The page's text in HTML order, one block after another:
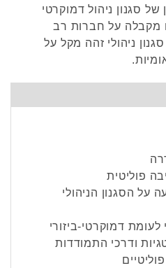
של סגנון ניהול דמוקרטי
זו מקבלה על חברות רב
ניהולי זהה מקל על
פוליטית
על הסגנון הניהולי
לעומת דמוקרטי-ביזורי
ודרכי התמודדות